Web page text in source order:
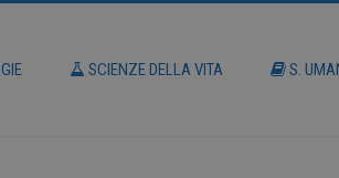
SCIENZE DELLA VITA S.